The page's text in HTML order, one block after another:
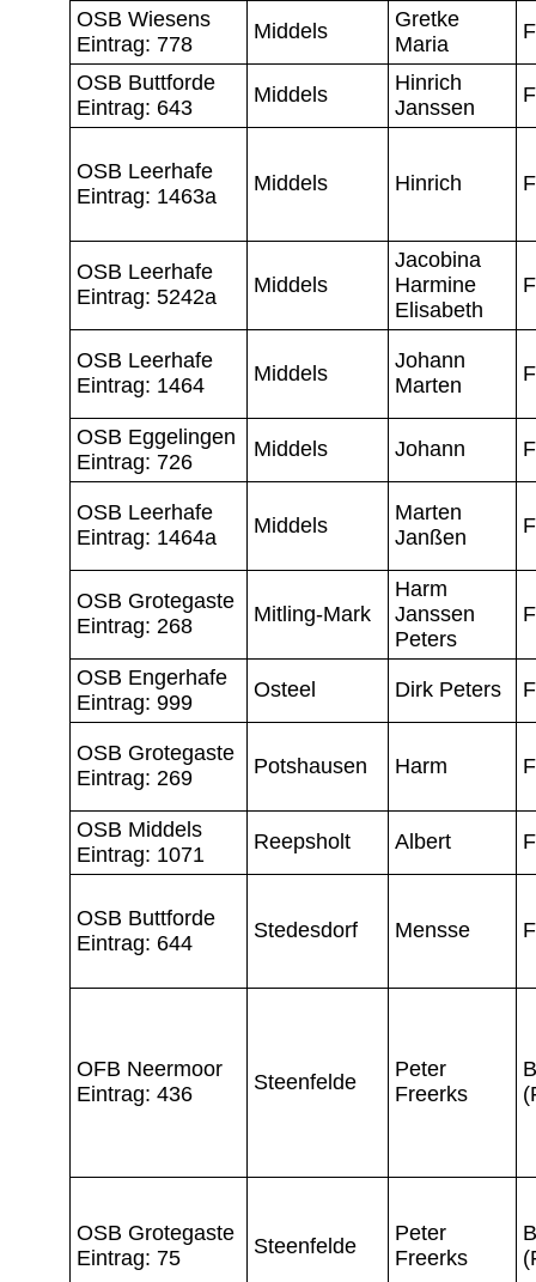
OSB Wiesens
Eintrag: 778
Middels
Gretke
Maria
OSB Buttforde
Eintrag: 643
Middels
Hinrich
Janssen
OSB Leerhafe
Eintrag: 1463a
Middels Hinrich
OSB Leerhafe
Eintrag: 5242a
Middels
Jacobina
Harmine
Elisabeth
OSB Leerhafe
Eintrag: 1464
Middels
Johann
Marten
OSB Eggelingen
Eintrag: 726
Middels Johann
OSB Leerhafe
Eintrag: 1464a
Middels
Marten
Janßen
OSB Grotegaste
Eintrag: 268
Mitling-Mark
Harm
Janssen
Peters
OSB Engerhafe
Eintrag: 999
Osteel Dirk Peters
OSB Grotegaste
Eintrag: 269
Potshausen Harm
OSB Middels
Eintrag: 1071
Reepsholt Albert
OSB Buttforde
Eintrag: 644
Stedesdorf Mensse
OFB Neermoor
Eintrag: 436
Steenfelde
Peter
Freerks
OSB Grotegaste
Eintrag: 75
Steenfelde
Peter
Freerks